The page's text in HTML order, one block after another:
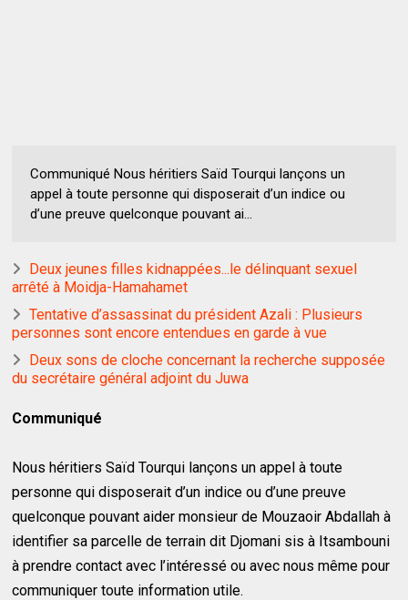
Communiqué Nous héritiers Saïd Tourqui lançons un
appel à toute personne qui disposerait d’un indice ou
d’une preuve quelconque pouvant ai...
Deux jeunes filles kidnappées...le délinquant sexuel
arrêté à Moidja-Hamahamet
Tentative d’assassinat du président Azali : Plusieurs
personnes sont encore entendues en garde à vue
Deux sons de cloche concernant la recherche supposée
du secrétaire général adjoint du Juwa
Communiqué
Nous héritiers Saïd Tourqui lançons un appel à toute
personne qui disposerait d’un indice ou d’une preuve
quelconque pouvant aider monsieur de Mouzaoir Abdallah à
identifier sa parcelle de terrain dit Djomani sis à Itsambouni
à prendre contact avec l’intéressé ou avec nous même pour
communiquer toute information utile.